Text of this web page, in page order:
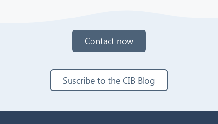
Contact now
Suscribe to the CIB Blog